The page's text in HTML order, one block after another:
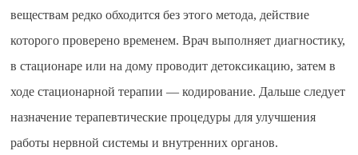
веществам редко обходится без этого метода, действие
которого проверено временем. Врач выполняет диагностику,
в стационаре или на дому проводит детоксикацию, затем в
ходе стационарной терапии — кодирование. Дальше следует
назначение терапевтические процедуры для улучшения
работы нервной системы и внутренних органов.